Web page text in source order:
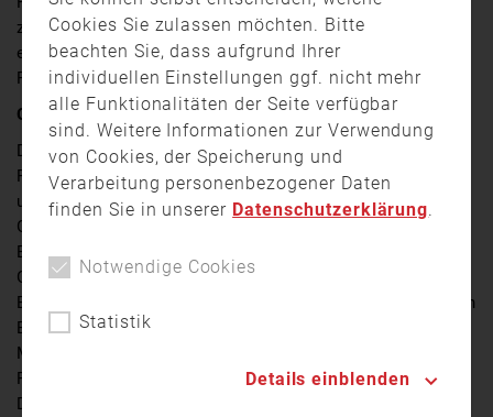
zwar schnell unter Kontrolle bringen, dennoch entstand
erheblicher Sachschaden. Zudem mussten zwei
Personen medizinisch behandelt werden.
Gebäude schwer beschädigt
Durch das schnelle und koordinierte Vorgehen der
Feuerwehr gelang es, die Flammen rasch einzudämmen
und ein Übergreifen des Feuers auf weitere
Gebäudeteile zu verhindern. Trotz des schnellen
Einsatzes wurde der größtenteils leerstehende
Gebäudekomplex erheblich beschädigt. Nach ersten
Einschätzungen beläuft sich der Sachschaden auf einen
Betrag im niedrigen sechsstelligen Bereich. Zwei
Männer wurden wegen des Verdachts auf leichte
Rauchgasvergiftungen in ein Krankenhaus gebracht.
Dort werden sie vorsorglich weiter untersucht und
Cookies Sie zulassen möchten. Bitte
beachten Sie, dass aufgrund Ihrer
individuellen Einstellungen ggf. nicht mehr
alle Funktionalitäten der Seite verfügbar
sind. Weitere Informationen zur Verwendung
von Cookies, der Speicherung und
Verarbeitung personenbezogener Daten
finden Sie in unserer Datenschutzerklärung.
Notwendige Cookies
Statistik
Details einblenden